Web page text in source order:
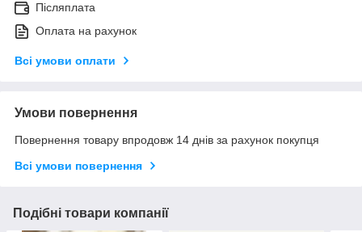
Післяплата
Оплата на рахунок
Всі умови оплати
Умови повернення
Повернення товару впродовж 14 днів за рахунок покупця
Всі умови повернення
Подібні товари компанії